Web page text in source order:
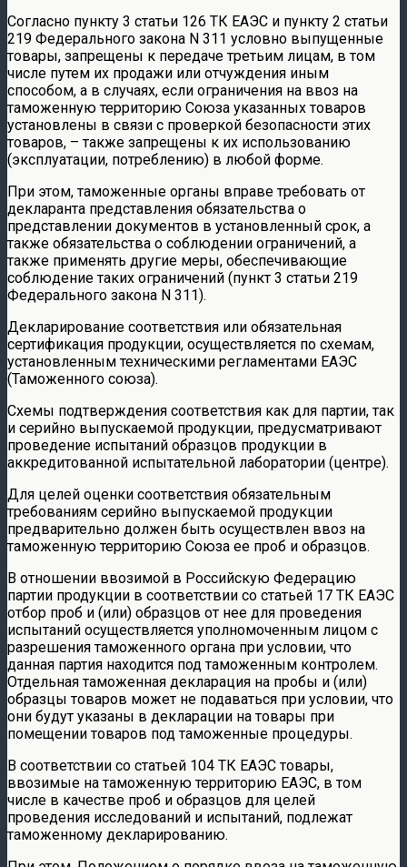
Согласно пункту 3 статьи 126 ТК ЕАЭС и пункту 2 статьи
219 Федерального закона N 311 условно выпущенные
товары, запрещены к передаче третьим лицам, в том
числе путем их продажи или отчуждения иным
способом, а в случаях, если ограничения на ввоз на
таможенную территорию Союза указанных товаров
установлены в связи с проверкой безопасности этих
товаров, – также запрещены к их использованию
(эксплуатации, потреблению) в любой форме.
При этом, таможенные органы вправе требовать от
декларанта представления обязательства о
представлении документов в установленный срок, а
также обязательства о соблюдении ограничений, а
также применять другие меры, обеспечивающие
соблюдение таких ограничений (пункт 3 статьи 219
Федерального закона N 311).
Декларирование соответствия или обязательная
сертификация продукции, осуществляется по схемам,
установленным техническими регламентами ЕАЭС
(Таможенного союза).
Схемы подтверждения соответствия как для партии, так
и серийно выпускаемой продукции, предусматривают
проведение испытаний образцов продукции в
аккредитованной испытательной лаборатории (центре).
Для целей оценки соответствия обязательным
требованиям серийно выпускаемой продукции
предварительно должен быть осуществлен ввоз на
таможенную территорию Союза ее проб и образцов.
В отношении ввозимой в Российскую Федерацию
партии продукции в соответствии со статьей 17 ТК ЕАЭС
отбор проб и (или) образцов от нее для проведения
испытаний осуществляется уполномоченным лицом с
разрешения таможенного органа при условии, что
данная партия находится под таможенным контролем.
Отдельная таможенная декларация на пробы и (или)
образцы товаров может не подаваться при условии, что
они будут указаны в декларации на товары при
помещении товаров под таможенные процедуры.
В соответствии со статьей 104 ТК ЕАЭС товары,
ввозимые на таможенную территорию ЕАЭС, в том
числе в качестве проб и образцов для целей
проведения исследований и испытаний, подлежат
таможенному декларированию.